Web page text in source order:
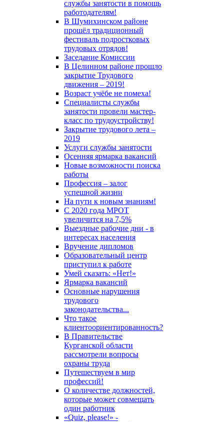
службы занятости в помощь
работодателям!
В Шумихинском районе
прошёл традиционный
фестиваль подростковых
трудовых отрядов!
Заседание Комиссии
В Целинном районе прошло
закрытие Трудового
движения – 2019!
Возраст учёбе не помеха!
Специалисты службы
занятости провели мастер-
класс по трудоустройству!
Закрытие трудового лета –
2019
Услуги службы занятости
Осенняя ярмарка вакансий
Новые возможности поиска
работы
Профессия – залог
успешной жизни
На пути к новым знаниям!
С 2020 года МРОТ
увеличится на 7,5%
Выездные рабочие дни - в
интересах населения
Вручение дипломов
Образовательный центр
приступил к работе
Умей сказать: «Нет!»
Ярмарка вакансий
Основные нарушения
трудового
законодательства...
Что такое
клиентоориентированность?
В Правительстве
Курганской области
рассмотрели вопросы
охраны труда
Путешествуем в мир
профессий!
О количестве должностей,
которые может совмещать
один работник
«Quiz, please!» -